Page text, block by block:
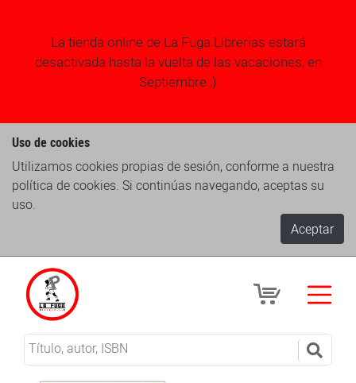
La tienda online de La Fuga Librerias estará
desactivada hasta la vuelta de las vacaciones, en
Septiembre ;)
Uso de cookies
Utilizamos cookies propias de sesión, conforme a nuestra
política de cookies. Si continúas navegando, aceptas su
uso.
Aceptar